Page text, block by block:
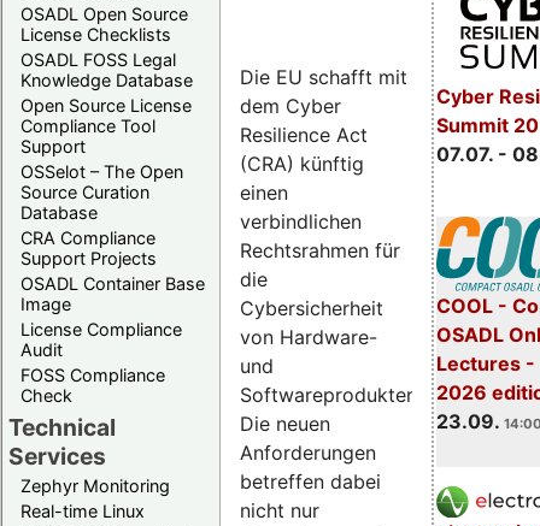
OSADL Open Source
License Checklists
OSADL FOSS Legal
Knowledge Database
Open Source License
Compliance Tool
Support
OSSelot – The Open
Source Curation
Database
CRA Compliance
Support Projects
OSADL Container Base
Image
License Compliance
Audit
FOSS Compliance
Check
Technical
Services
Zephyr Monitoring
Real-time Linux
Cyber
Summit
07.07. -
COOL -
OSADL
Lectures -
2026
23.09.
Die EU schafft mit
dem Cyber
Resilience Act
(CRA) künftig
einen
verbindlichen
Rechtsrahmen für
die
Cybersicherheit
von Hardware-
und
Softwareprodukten.
Die neuen
Anforderungen
betreffen dabei
nicht nur